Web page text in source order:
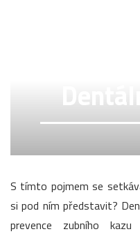
S tímto pojmem se
si pod ním představit?
prevence zubního